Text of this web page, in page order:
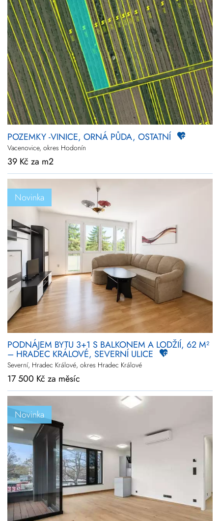
POZEMKY -VINICE, ORNÁ PŮDA, OSTATNÍ
Vacenovice, okres Hodonín
39 Kč za m2
Novinka
PODNÁJEM BYTU 3+1 S BALKONEM A LODŽIÍ, 62 M²
– HRADEC KRÁLOVÉ, SEVERNÍ ULICE
Severní, Hradec Králové, okres Hradec Králové
17 500 Kč za měsíc
Novinka